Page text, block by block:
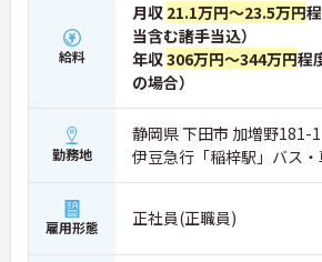
給料
月収 21.1万円～23.5万円
当含む諸手当込）
年収306万円～344万円程
の場合）
勤務地
静岡県 下田市 加増野181-1
伊豆急行「稲梓駅」バス
雇用形態 正社員(正職員)